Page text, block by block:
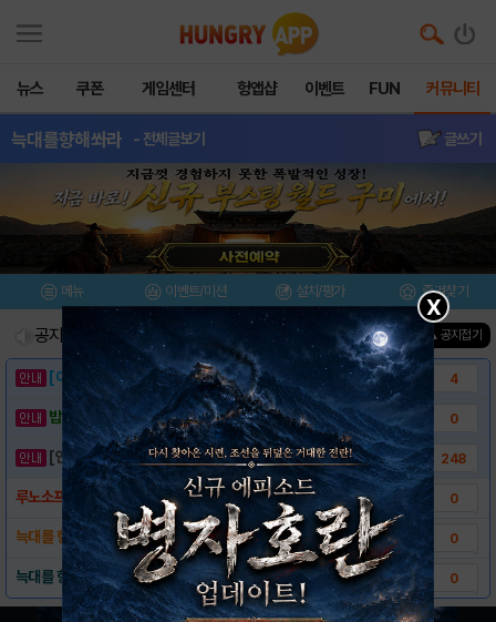
뉴스 쿠폰 게임센터 헝앱샵 이벤트 FUN 커뮤니티
늑대를향해쏴라 - 전체글보기 글쓰기
메뉴 이벤트/미션 설치/평가 즐겨찾기
공지사항 진행중인 이벤트0건 ▲ 공지접기
[이벤트] 웃음으로 매일매일 해피! 유머 게시.. 4
밥알이의 헝앱통신 ⑲ “밥알이, 드디어 멀티를.. 0
[안내] 헝그리앱 필수 상식! 밥알 획득 안내.. 248
루노소프트, 디펜스 게임 ‘늑대를 향해 쏴라’.. 0
늑대를 향해 쏴라 게임소개! 0
늑대를 향해 쏴라 다운로드 링크 0
X